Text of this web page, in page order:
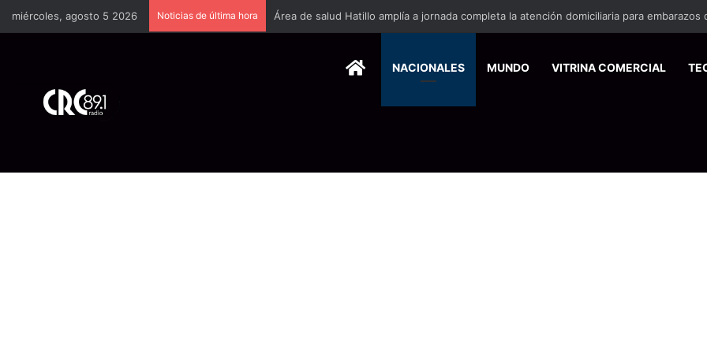
miércoles, agosto 5 2026 Noticias de última hora
HOMENACIONALES MUNDO VITRINA COMERCIAL